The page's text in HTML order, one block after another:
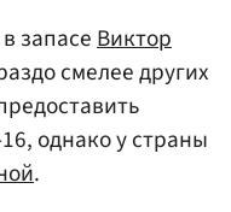
в запасеВиктор
смелее других
однако у страны
.